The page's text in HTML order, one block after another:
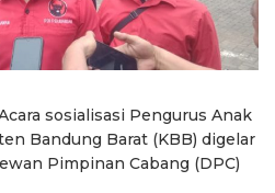
sosialisasi Pengurus Anak
Bandung Barat (KBB) digelar
Pimpinan Cabang (DPC)